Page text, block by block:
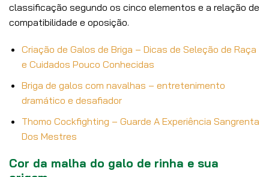
classificação segundo os cinco elementos e a relação de
compatibilidade e oposição.
Criação de Galos de Briga – Dicas de Seleção de Raça
e Cuidados Pouco Conhecidas
Briga de galos com navalhas – entretenimento
dramático e desafiador
Thomo Cockfighting – Guarde A Experiência Sangrenta
Dos Mestres
Cor da malha do galo de rinha e sua